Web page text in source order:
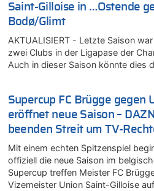
Saint-Gilloise in …Ostende
Bodø/Glimt
AKTUALISIERT - Letzte Saison
zwei Clubs in der Ligapase der
Auch in dieser Saison könnte dies
Supercup FC Brügge gegen
eröffnet neue Saison –
beenden Streit um TV-
Mit einem echten Spitzenspiel
offiziell die neue Saison im
Supercup treffen Meister FC
Vizemeister Union Saint-Gilloise